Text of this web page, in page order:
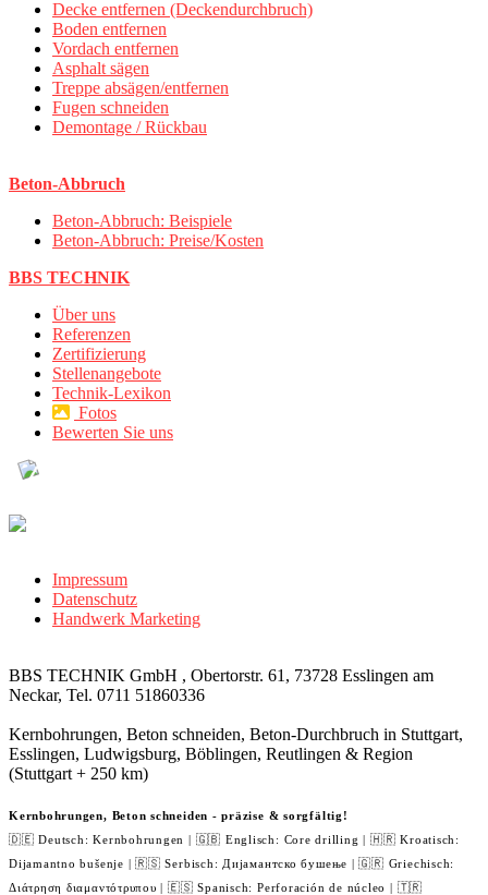
Decke entfernen (Deckendurchbruch)
Boden entfernen
Vordach entfernen
Asphalt sägen
Treppe absägen/entfernen
Fugen schneiden
Demontage / Rückbau
Beton-Abbruch
Beton-Abbruch: Beispiele
Beton-Abbruch: Preise/Kosten
BBS TECHNIK
Über uns
Referenzen
Zertifizierung
Stellenangebote
Technik-Lexikon
Fotos
Bewerten Sie uns
Impressum
Datenschutz
Handwerk Marketing
BBS TECHNIK GmbH , Obertorstr. 61, 73728 Esslingen am
Neckar, Tel. 0711 51860336
Kernbohrungen, Beton schneiden, Beton-Durchbruch in Stuttgart,
Esslingen, Ludwigsburg, Böblingen, Reutlingen & Region
(Stuttgart + 250 km)
Kernbohrungen, Beton schneiden - präzise & sorgfältig!
🇩🇪 Deutsch: Kernbohrungen | 🇬🇧 Englisch: Core drilling | 🇭🇷 Kroatisch:
Dijamantno bušenje | 🇷🇸 Serbisch: Дијамантско бушење | 🇬🇷 Griechisch:
Διάτρηση διαμαντότρυπου | 🇪🇸 Spanisch: Perforación de núcleo | 🇹🇷